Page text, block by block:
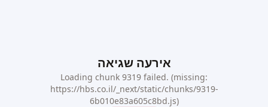
אירעה שגיאה
Loading chunk 9319 failed. (missing:
https://hbs.co.il/_next/static/chunks/9319-
6b010e83a605c8bd.js)